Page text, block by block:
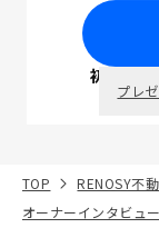
初回面談
プレ
TOP RENOSY不
オーナーインタビュー